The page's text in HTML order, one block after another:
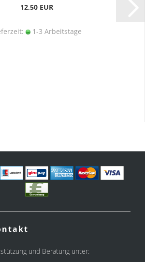
12,50 EUR
1-3 Arbeitstage
und Beratung unter: